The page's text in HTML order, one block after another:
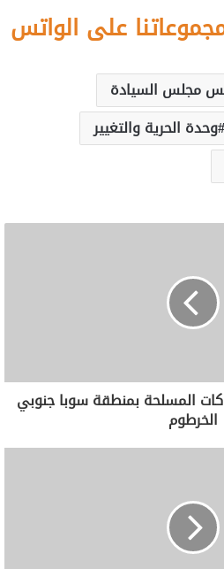
على الواتس
مجلس السيادة
وحدة الحرية والتغيير
المسلحة بمنطقة سوبا جنوبي
الخرطوم